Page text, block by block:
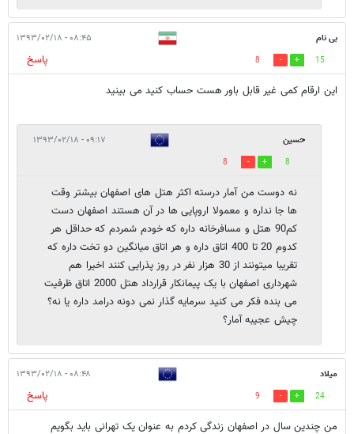
بی نام ۰۸:۴۵ - ۱۳۹۳/۰۲/۱۸
15
8
پاسخ
این ارقام کمی غیر قابل باور هست حساب کنید می بینید
حسین ۰۹:۱۷ - ۱۳۹۳/۰۲/۱۸
8
8
نه دوست من آمار درسته اکثر هتل های اصفهان بیشتر وقت
ها جا نداره و معمولا اروپایی ها در آن هستند اصفهان دست
کم90 هتل و مسافرخانه داره که خودم شمردم که حداقل هر
کدوم 20 تا 400 اتاق داره و هر اتاق میانگین دو تخت داره که
تقریبا میتونند از 30 هزار نفر در روز پذرایی کنند اخیرا هم
شهرداری اصفهان با یک پیمانکار قرارداد هتل 2000 اتاق ظرفیت
می بنده فکر می کنید سرمایه گذار نمی دونه درامد داره یا نه؟
چیش عجیبه آمار؟
میلاد ۰۸:۴۸ - ۱۳۹۳/۰۲/۱۸
24
9
پاسخ
من چندین سال در اصفهان زندگی کردم به عنوان یک تهرانی باید بگویم